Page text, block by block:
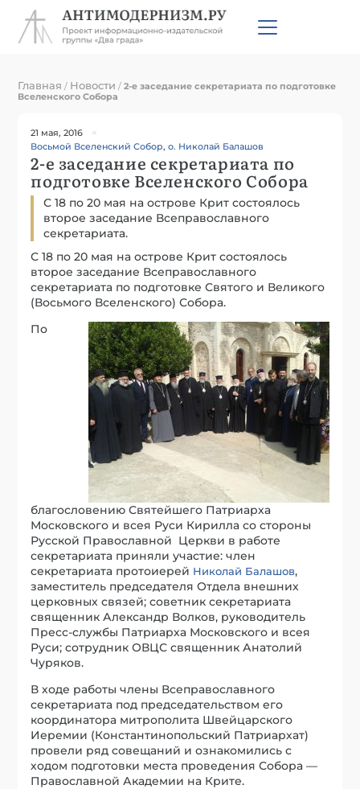
Главная / Новости /2-е заседание секретариата по подготовке
Вселенского Собора
21 мая, 2016
Восьмой Вселенский Собор,о. Николай Балашов
2-е заседание секретариата по
подготовке Вселенского Собора
С 18 по 20 мая на острове Крит состоялось
второе заседание Всеправославного
секретариата.
С 18 по 20 мая на острове Крит состоялось
второе заседание Всеправославного
секретариата по подготовке Святого и Великого
(Восьмого Вселенского) Собора.
По
благословению Святейшего Патриарха
Московского и всея Руси Кирилла со стороны
Русской Православной Церкви в работе
секретариата приняли участие: член
секретариата протоиерей Николай Балашов,
заместитель председателя Отдела внешних
церковных связей; советник секретариата
священник Александр Волков, руководитель
Пресс-службы Патриарха Московского и всея
Руси; сотрудник ОВЦС священник Анатолий
Чуряков.
В ходе работы члены Всеправославного
секретариата под председательством его
координатора митрополита Швейцарского
Иеремии (Константинопольский Патриархат)
провели ряд совещаний и ознакомились с
ходом подготовки места проведения Собора —
Православной Академии на Крите.